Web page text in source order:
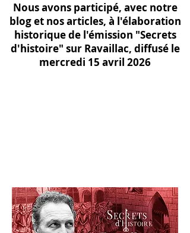
Nous avons participé, avec notre
blog et nos articles, à l'élaboration
historique de l'émission "Secrets
d'histoire" sur Ravaillac, diffusé le
mercredi 15 avril 2026